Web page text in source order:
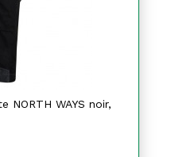
NORTH WAYS noir,